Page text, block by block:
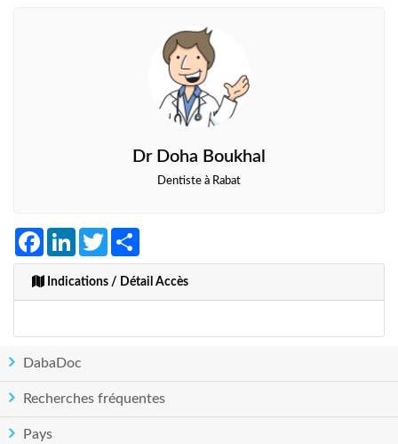
Dr Doha Boukhal
Dentiste à Rabat
FacebookLinkedInTwitter
Indications / Détail Accès
DabaDoc
Recherches fréquentes
Pays